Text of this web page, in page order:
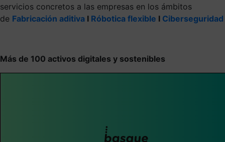
servicios concretos a las empresas en los ámbitos
de Fabricación aditiva I Róbotica flexible I Ciberseguridad
Más de 100 activos digitales y sostenibles